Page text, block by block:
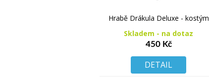
Hrabě Drákula Deluxe - kostým
Skladem - na dotaz
450 Kč
DETAIL